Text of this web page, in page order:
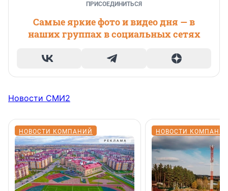
ПРИСОЕДИНИТЬСЯ
Самые яркие фото и видео дня — в
наших группах в социальных сетях
Новости СМИ2
НОВОСТИ КОМПАНИЙ НОВОСТИ